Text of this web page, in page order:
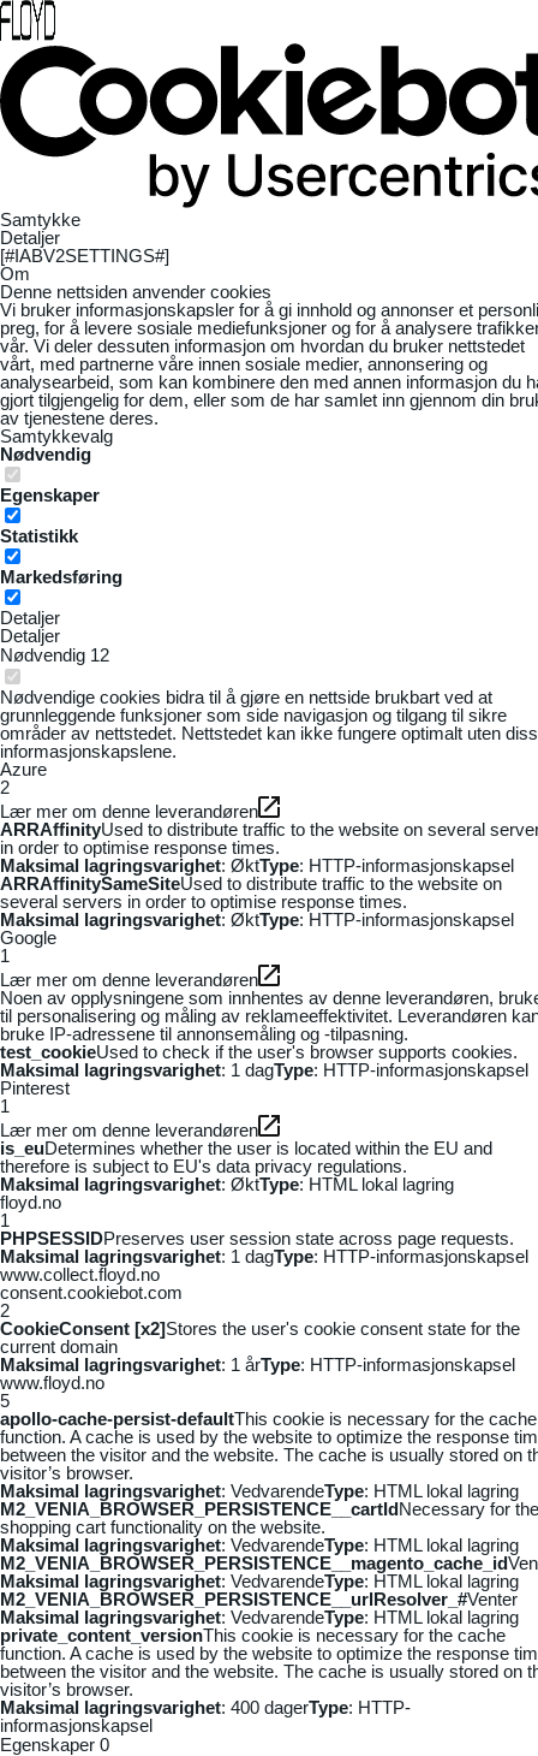
Samtykke
Detaljer
[#IABV2SETTINGS#]
Om
Denne nettsiden anvender cookies
Vi bruker informasjonskapsler for å gi innhold og annonser et
preg, for å levere sosiale mediefunksjoner og for å analysere
vår. Vi deler dessuten informasjon om hvordan du bruker nettstedet
vårt, med partnerne våre innen sosiale medier, annonsering og
analysearbeid, som kan kombinere den med annen informasjon du
gjort tilgjengelig for dem, eller som de har samlet inn gjennom din
av tjenestene deres.
Samtykkevalg
Nødvendig
Egenskaper
Statistikk
Markedsføring
Detaljer
Detaljer
Nødvendig 12
Nødvendige cookies bidra til å gjøre en nettside brukbart ved at
grunnleggende funksjoner som side navigasjon og tilgang til sikre
områder av nettstedet. Nettstedet kan ikke fungere optimalt uten
informasjonskapslene.
Azure
2
Lær mer om denne leverandøren
ARRAffinityUsed to distribute traffic to the website on several
in order to optimise response times.
Maksimal lagringsvarighet: ØktType: HTTP-informasjonskapsel
ARRAffinitySameSiteUsed to distribute traffic to the website on
several servers in order to optimise response times.
Maksimal lagringsvarighet: ØktType: HTTP-informasjonskapsel
Google
1
Lær mer om denne leverandøren
Noen av opplysningene som innhentes av denne leverandøren,
til personalisering og måling av reklameeffektivitet. Leverandøren
bruke IP-adressene til annonsemåling og -tilpasning.
test_cookieUsed to check if the user's browser supports cookies.
Maksimal lagringsvarighet: 1 dagType: HTTP-informasjonskapsel
Pinterest
1
Lær mer om denne leverandøren
is_euDetermines whether the user is located within the EU and
therefore is subject to EU's data privacy regulations.
Maksimal lagringsvarighet: ØktType: HTML lokal lagring
floyd.no
1
PHPSESSIDPreserves user session state across page requests.
Maksimal lagringsvarighet: 1 dagType: HTTP-informasjonskapsel
www.collect.floyd.no
consent.cookiebot.com
2
CookieConsent [x2]Stores the user's cookie consent state for the
current domain
Maksimal lagringsvarighet: 1 årType: HTTP-informasjonskapsel
www.floyd.no
5
apollo-cache-persist-defaultThis cookie is necessary for the cache
function. A cache is used by the website to optimize the response
between the visitor and the website. The cache is usually stored on
visitor’s browser.
Maksimal lagringsvarighet: VedvarendeType: HTML lokal lagring
M2_VENIA_BROWSER_PERSISTENCE__cartIdNecessary for the
shopping cart functionality on the website.
Maksimal lagringsvarighet: VedvarendeType: HTML lokal lagring
M2_VENIA_BROWSER_PERSISTENCE__magento_cache_id
Maksimal lagringsvarighet: VedvarendeType: HTML lokal lagring
M2_VENIA_BROWSER_PERSISTENCE__urlResolver_#Venter
Maksimal lagringsvarighet: VedvarendeType: HTML lokal lagring
private_content_versionThis cookie is necessary for the cache
function. A cache is used by the website to optimize the response
between the visitor and the website. The cache is usually stored on
visitor’s browser.
Maksimal lagringsvarighet: 400 dagerType: HTTP-
informasjonskapsel
Egenskaper 0